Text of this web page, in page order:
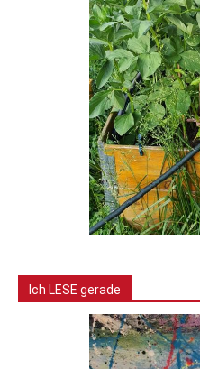
Ich LESE gerade